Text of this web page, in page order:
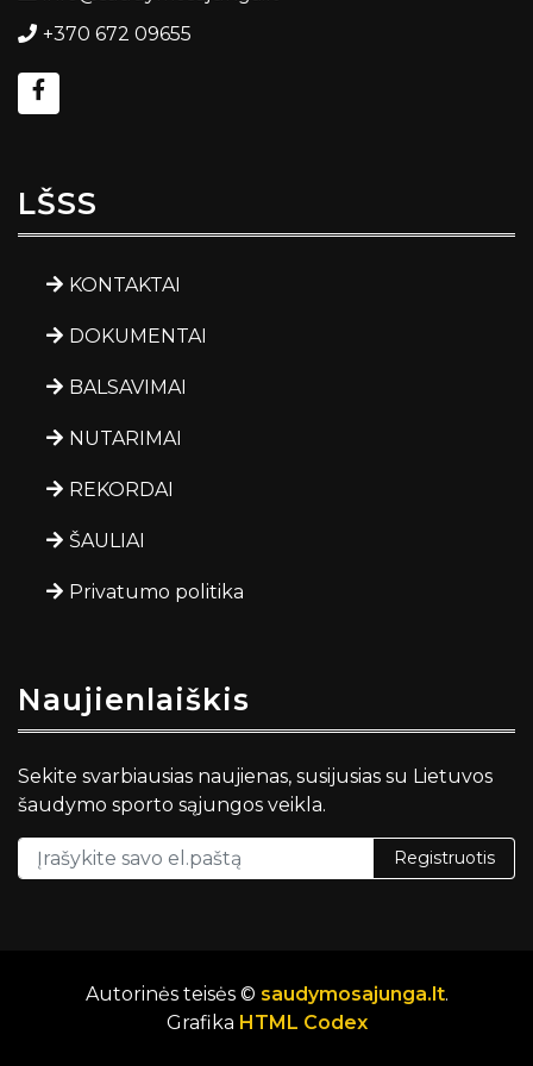
+370 672 09655
LŠSS
KONTAKTAI
DOKUMENTAI
BALSAVIMAI
NUTARIMAI
REKORDAI
ŠAULIAI
Privatumo politika
Naujienlaiškis
Sekite svarbiausias naujienas, susijusias su Lietuvos
šaudymo sporto sąjungos veikla.
Registruotis
Autorinės teisės © saudymosajunga.lt.
Grafika HTML Codex